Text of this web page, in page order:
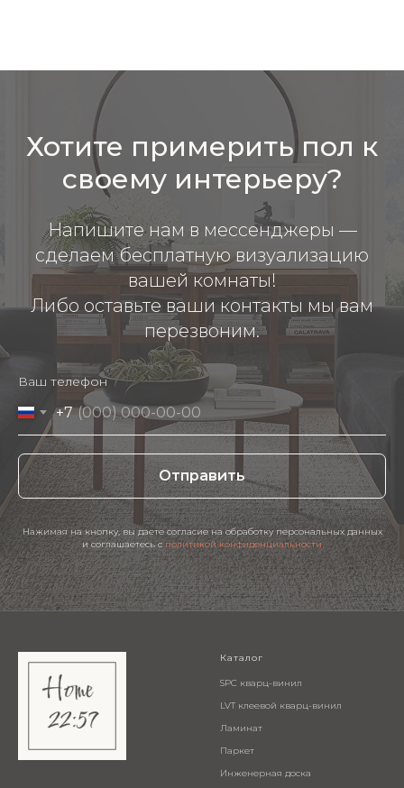
Хотите примерить пол к
своему интерьеру?
Напишите нам в мессенджеры —
сделаем бесплатную визуализацию
вашей комнаты!
Либо оставьте ваши контакты мы вам
перезвоним.
Ваш телефон
+7
Отправить
Нажимая на кнопку, вы даете согласие на обработку персональных данных
и соглашаетесь c политикой конфиденциальности
Каталог
SPC кварц-винил
LVT клеевой кварц-винил
Ламинат
Паркет
Инженерная доска